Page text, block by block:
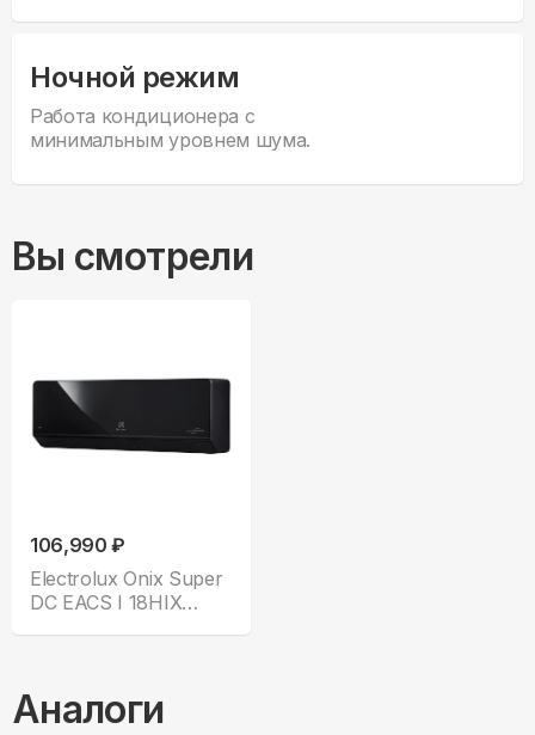
Ночной режим
Работа кондиционера с
минимальным уровнем шума.
Вы смотрели
106,990 ₽
Electrolux Onix Super
DC EACS I 18HIX
Аналоги